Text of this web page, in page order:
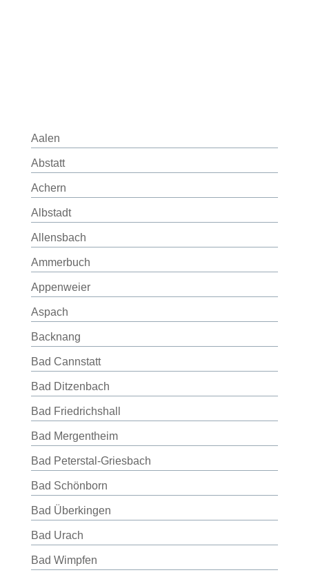
Aalen
Abstatt
Achern
Albstadt
Allensbach
Ammerbuch
Appenweier
Aspach
Backnang
Bad Cannstatt
Bad Ditzenbach
Bad Friedrichshall
Bad Mergentheim
Bad Peterstal-Griesbach
Bad Schönborn
Bad Überkingen
Bad Urach
Bad Wimpfen